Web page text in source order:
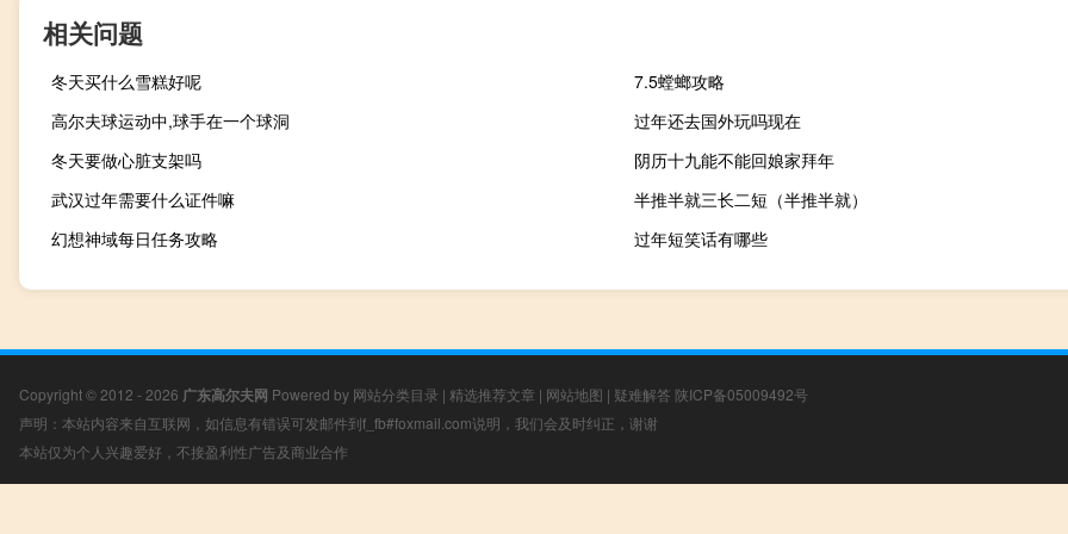
相关问题
冬天买什么雪糕好呢
7.5螳螂攻略
高尔夫球运动中,球手在一个球洞
过年还去国外玩吗现在
冬天要做心脏支架吗
阴历十九能不能回娘家拜年
武汉过年需要什么证件嘛
半推半就三长二短（半推半就）
幻想神域每日任务攻略
过年短笑话有哪些
Copyright © 2012 - 2026 广东高尔夫网 Powered by 网站分类目录 | 精选推荐文章 | 网站地图 | 疑难解答 陕ICP备05009492号
声明：本站内容来自互联网，如信息有错误可发邮件到f_fb#foxmail.com说明，我们会及时纠正，谢谢
本站仅为个人兴趣爱好，不接盈利性广告及商业合作